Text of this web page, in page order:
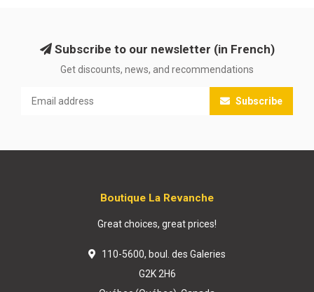
Subscribe to our newsletter (in French)
Get discounts, news, and recommendations
Subscribe
Boutique La Revanche
Great choices, great prices!
110-5600, boul. des Galeries
G2K 2H6